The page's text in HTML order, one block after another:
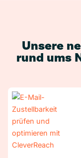
Unsere
rund ums